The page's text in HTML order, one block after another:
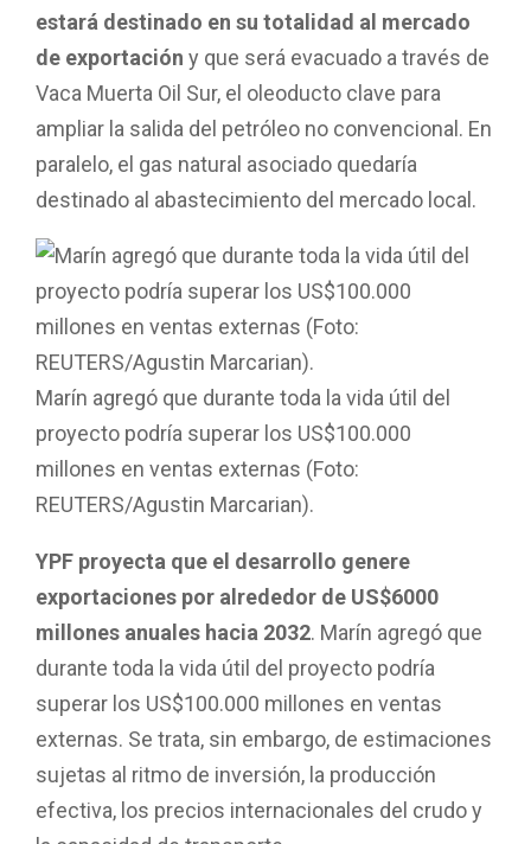
estará destinado en su totalidad al mercado
de exportación y que será evacuado a través de
Vaca Muerta Oil Sur, el oleoducto clave para
ampliar la salida del petróleo no convencional. En
paralelo, el gas natural asociado quedaría
destinado al abastecimiento del mercado local.
Marín agregó que durante toda la vida útil del
proyecto podría superar los US$100.000
millones en ventas externas (Foto:
REUTERS/Agustin Marcarian).
YPF proyecta que el desarrollo genere
exportaciones por alrededor de US$6000
millones anuales hacia 2032. Marín agregó que
durante toda la vida útil del proyecto podría
superar los US$100.000 millones en ventas
externas. Se trata, sin embargo, de estimaciones
sujetas al ritmo de inversión, la producción
efectiva, los precios internacionales del crudo y